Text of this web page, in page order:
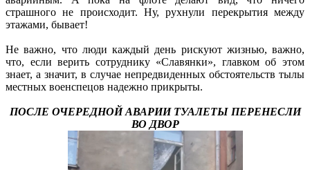
страшного не происходит. Ну, рухнули перекрытия между
этажами, бывает!
Не важно, что люди каждый день рискуют жизнью, важно,
что, если верить сотруднику «Славянки», главком об этом
знает, а значит, в случае непредвиденных обстоятельств тылы
местных военспецов надежно прикрыты.
ПОСЛЕ ОЧЕРЕДНОЙ АВАРИИ ТУАЛЕТЫ ПЕРЕНЕСЛИ
ВО ДВОР